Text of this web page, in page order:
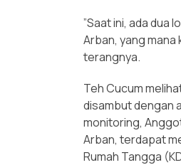
”Saat ini, ada dua
Arban, yang
terangnya.
Teh Cucum
disambut dengan
monitoring,
Arban, terdapat
Rumah Tangga